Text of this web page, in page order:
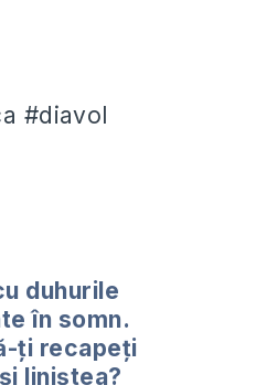
#diavol
duhurile
în somn.
ți recapeți
liniștea?